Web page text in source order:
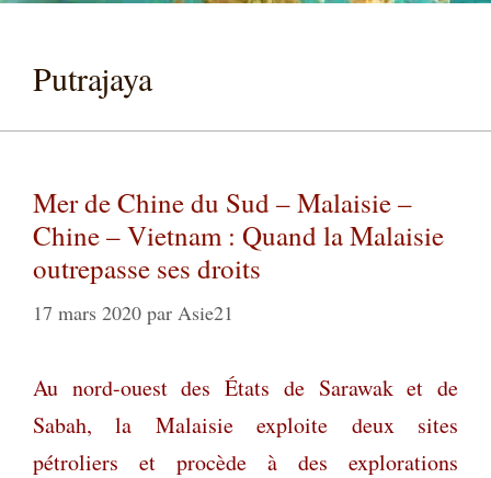
Putrajaya
Mer de Chine du Sud – Malaisie –
Chine – Vietnam : Quand la Malaisie
outrepasse ses droits
17 mars 2020 par Asie21
Au nord-ouest des États de Sarawak et de
Sabah, la Malaisie exploite deux sites
pétroliers et procède à des explorations